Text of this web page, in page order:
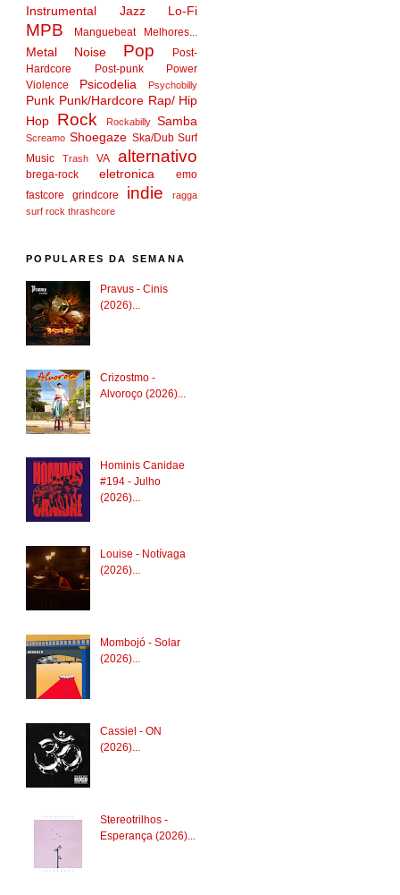
Instrumental Jazz Lo-Fi
MPB Manguebeat Melhores...
Metal Noise Pop
Post-
Hardcore
Post-punk
Power
Violence
Psicodelia Psychobilly
Punk Punk/Hardcore Rap/ Hip
Hop
Rock Rockabilly Samba
Screamo Shoegaze Ska/Dub Surf
Music
Trash VA alternativo
brega-rock eletronica
emo
fastcore
grindcore indie
ragga
surf rock thrashcore
POPULARES DA SEMANA
Pravus - Cinis
(2026)...
Crizostmo -
Alvoroço (2026)...
Hominis Canidae
#194 - Julho
(2026)...
Louise - Notívaga
(2026)...
Mombojó - Solar
(2026)...
Cassiel - ON
(2026)...
Stereotrilhos -
Esperança (2026)...